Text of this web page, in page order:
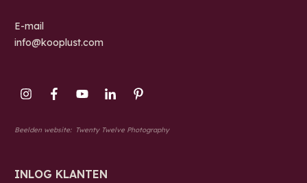
E-mail
info@kooplust.com
Beelden website: Twenty Twelve Photography
INLOG KLANTEN